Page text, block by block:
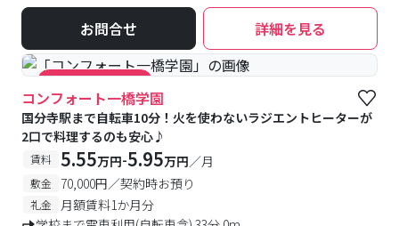
お問合せ 詳細を見る
#キャンペーン実施中
コンフォート一橋学園
国分寺駅まで自転車10分！火を使わないラジエントヒーターが
2口で料理するのも安心♪
賃料 5.55万円-5.95万円／月
敷金 70,000円／契約時お預り
礼金
月額賃料1か月分